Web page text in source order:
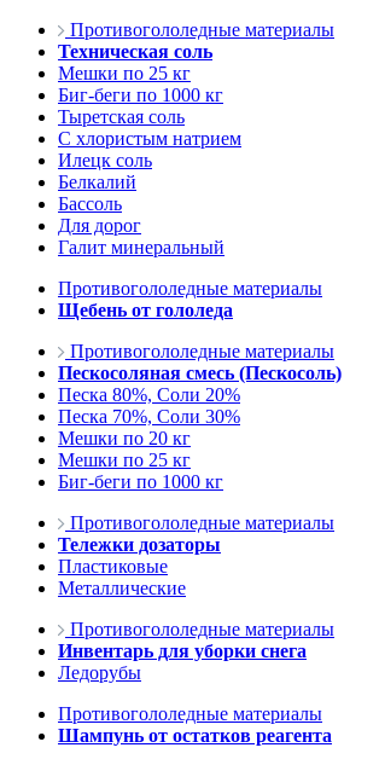
Противогололедные материалы
Техническая соль
Мешки по 25 кг
Биг-беги по 1000 кг
Тыретская соль
С хлористым натрием
Илецк соль
Белкалий
Бассоль
Для дорог
Галит минеральный
Противогололедные материалы
Щебень от гололеда
Противогололедные материалы
Пескосоляная смесь (Пескосоль)
Песка 80%, Соли 20%
Песка 70%, Соли 30%
Мешки по 20 кг
Мешки по 25 кг
Биг-беги по 1000 кг
Противогололедные материалы
Тележки дозаторы
Пластиковые
Металлические
Противогололедные материалы
Инвентарь для уборки снега
Ледорубы
Противогололедные материалы
Шампунь от остатков реагента